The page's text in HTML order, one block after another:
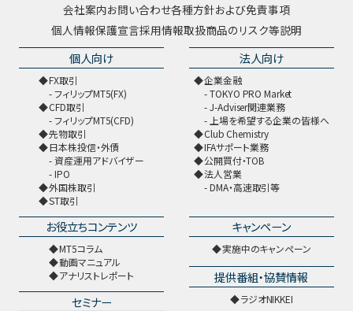
会社案内お問い合わせ各種方針および免責事項
個人情報保護宣言採用情報取扱商品のリスク等説明
個人向け
FX取引
フィリップMT5(FX)
CFD取引
フィリップMT5(CFD)
先物取引
日本株投信・外債
資産運用アドバイザー
IPO
外国株取引
ST取引
法人向け
企業金融
TOKYO PRO Market
J-Adviser関連業務
上場を希望する企業の皆様へ
Club Chemistry
IFAサポート業務
公開買付・TOB
法人営業
DMA・高速取引等
お役立ちコンテンツ
MT5コラム
動画マニュアル
アナリストレポート
セミナー
キャンペーン
実施中のキャンペーン
提供番組・協賛情報
ラジオNIKKEI